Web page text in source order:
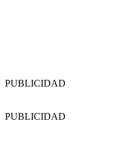
PUBLICIDAD
PUBLICIDAD